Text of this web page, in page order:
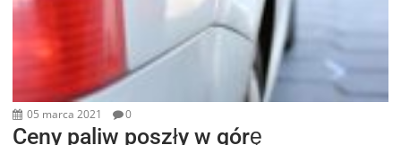
05 marca 2021 0
Ceny paliw poszły w górę